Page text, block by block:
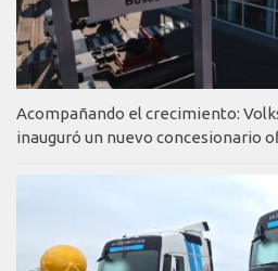
Acompañando el crecimiento:
inauguró un nuevo concesionario